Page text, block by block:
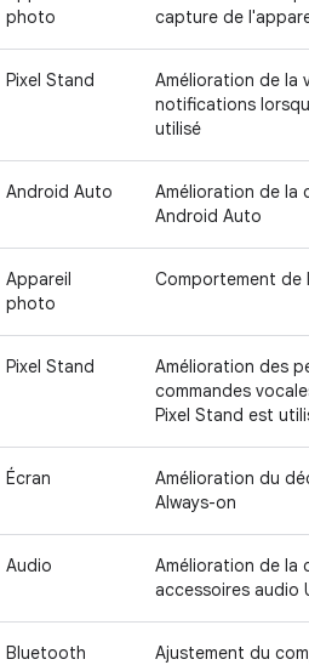
photo
capture de
Pixel Stand
Amélioration de la
notifications
utilisé
Android Auto
Amélioration de la
Android Auto
Appareil
photo
Comportement
Pixel Stand
Amélioration des
commandes
Pixel Stand est
Écran
Amélioration du
Always-on
Audio
Amélioration de la
accessoires audio
Bluetooth
Ajustement du